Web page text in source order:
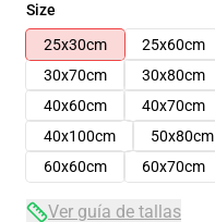
Size
25x30cm
25x60cm
30x70cm
30x80cm
40x60cm
40x70cm
40x100cm
50x80cm
60x60cm
60x70cm
Ver guía de tallas